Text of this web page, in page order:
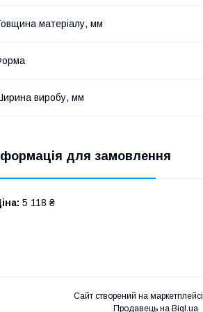
матеріалу, мм
виробу, мм
для замовлення
5 118 ₴
Сайт створений на маркетплейсі
Продавець на Bigl.ua